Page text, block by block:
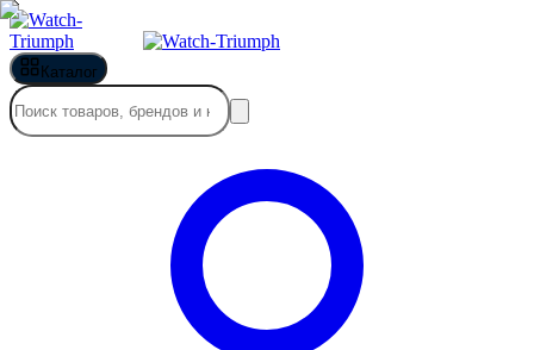
Каталог